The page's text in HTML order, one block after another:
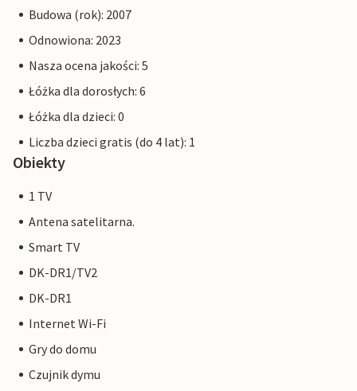
Budowa (rok): 2007
Odnowiona: 2023
Nasza ocena jakości: 5
Łóżka dla dorosłych: 6
Łóżka dla dzieci: 0
Liczba dzieci gratis (do 4 lat): 1
Obiekty
1 TV
Antena satelitarna.
Smart TV
DK-DR1/TV2
DK-DR1
Internet Wi-Fi
Gry do domu
Czujnik dymu